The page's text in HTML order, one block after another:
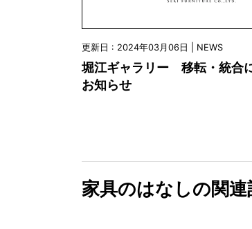
更新日 : 2024年03月06日 | NEWS
堀江ギャラリー 移転・統合
お知らせ
家具のはなしの関連